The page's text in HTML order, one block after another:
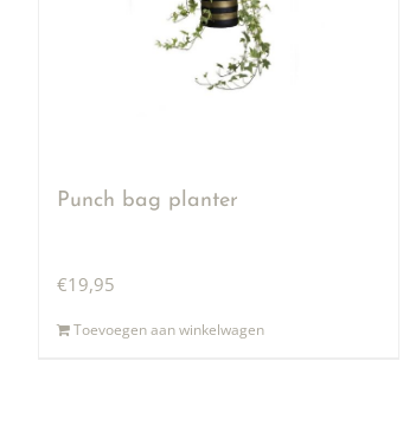
Punch bag planter
€19,95
Toevoegen aan winkelwagen